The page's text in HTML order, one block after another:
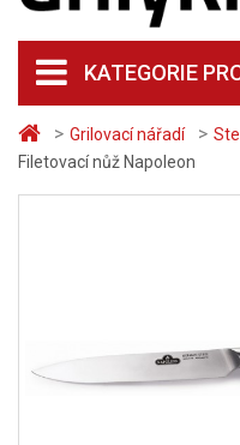
> Grilovací nářadí >
Filetovací nůž Napoleon
KATEGORIE